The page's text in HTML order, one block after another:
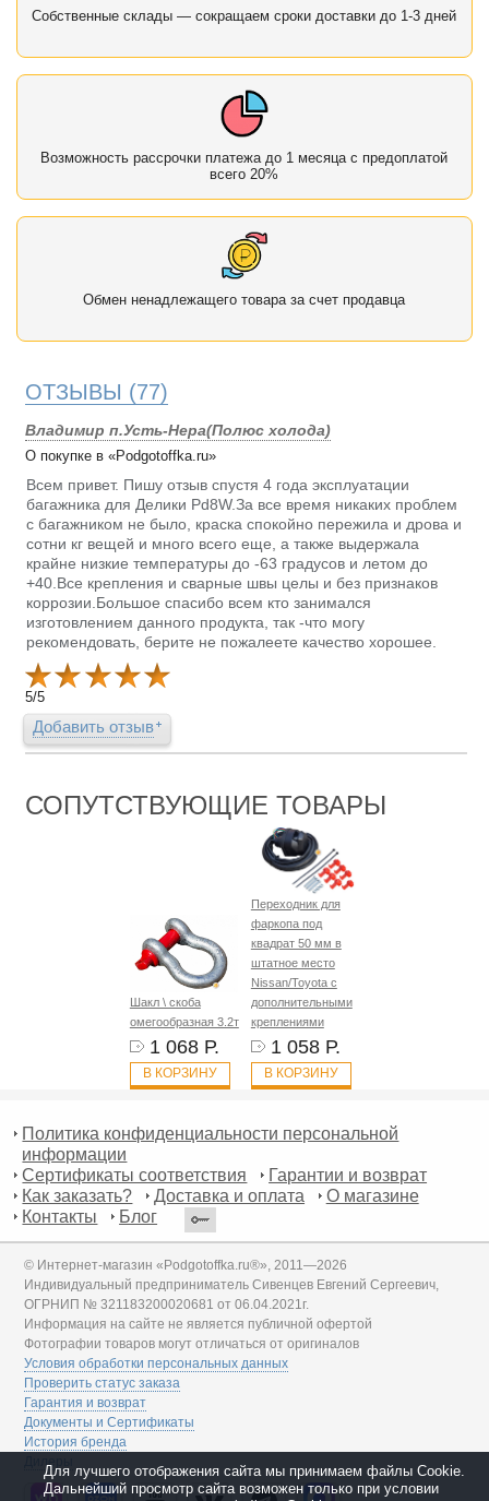
Собственные склады — сокращаем сроки доставки до 1-3 дней
Возможность рассрочки платежа до 1 месяца с предоплатой
всего 20%
Обмен ненадлежащего товара за счет продавца
ОТЗЫВЫ (77)
Владимир п.Усть-Нера(Полюс холода)
О покупке в «Podgotoffka.ru»
Всем привет. Пишу отзыв спустя 4 года эксплуатации
багажника для Делики Pd8W.За все время никаких проблем
с багажником не было, краска спокойно пережила и дрова и
сотни кг вещей и много всего еще, а также выдержала
крайне низкие температуры до -63 градусов и летом до
+40.Все крепления и сварные швы целы и без признаков
коррозии.Большое спасибо всем кто занимался
изготовлением данного продукта, так -что могу
рекомендовать, берите не пожалеете качество хорошее.
5/5
Добавить отзыв
СОПУТСТВУЮЩИЕ ТОВАРЫ
Шакл \ скоба
омегообразная 3.2т
1 068 Р.
В КОРЗИНУ
Переходник для
фаркопа под
квадрат 50 мм в
штатное место
Nissan/Toyota с
дополнительными
креплениями
1 058 Р.
В КОРЗИНУ
Политика конфиденциальности персональной
информации
Сертификаты соответствия
Гарантии и возврат
Как заказать?
Доставка и оплата
О магазине
Контакты
Блог
© Интернет-магазин «Podgotoffka.ru®», 2011—2026
Индивидуальный предприниматель Сивенцев Евгений Сергеевич,
ОГРНИП № 321183200020681 от 06.04.2021г.
Информация на сайте не является публичной офертой
Фотографии товаров могут отличаться от оригиналов
Условия обработки персональных данных
Проверить статус заказа
Гарантия и возврат
Документы и Сертификаты
История бренда
Для лучшего отображения сайта мы принимаем файлы Cookie.
Дальнейший просмотр сайта возможен только при условии